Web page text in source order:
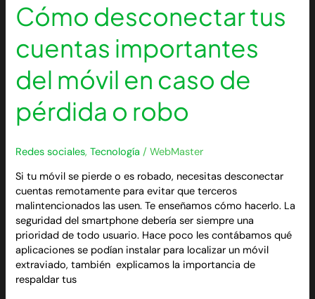
Cómo desconectar tus
cuentas importantes
del móvil en caso de
pérdida o robo
Redes sociales,Tecnología /WebMaster
Si tu móvil se pierde o es robado, necesitas desconectar
cuentas remotamente para evitar que terceros
malintencionados las usen. Te enseñamos cómo hacerlo. La
seguridad del smartphone debería ser siempre una
prioridad de todo usuario. Hace poco les contábamos qué
aplicaciones se podían instalar para localizar un móvil
extraviado, también explicamos la importancia de
respaldar tus
caso
de
o
robo